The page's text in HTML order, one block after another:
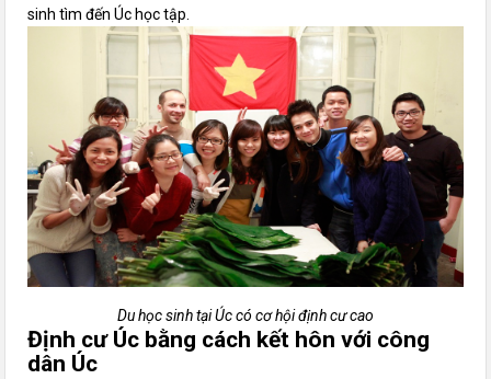
sinh tìm đến Úc học tập.
Du học sinh tại Úc có cơ hội định cư cao
Định cư Úc bằng cách kết hôn với công
dân Úc